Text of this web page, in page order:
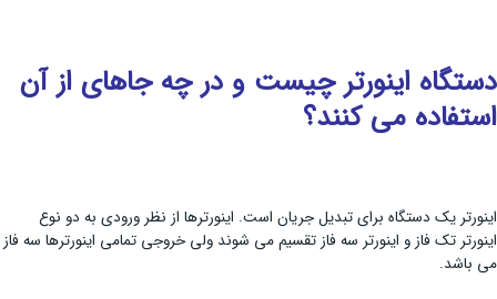
دستگاه اینورتر چیست و در چه جاهای از آن
استفاده می کنند؟
اینورتر یک دستگاه برای تبدیل جریان است. اینورترها از نظر ورودی به دو نوع
اینورتر تک فاز و اینورتر سه فاز تقسیم می شوند ولی خروجی تمامی اینورترها سه فاز
می باشد.